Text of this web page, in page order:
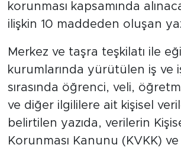
korunması kapsamında
ilişkin 10 maddeden oluşan
Merkez ve taşra teşkilatı ile
kurumlarında yürütülen iş ve
sırasında öğrenci, veli,
ve diğer ilgililere ait kişisel
belirtilen yazıda, verilerin
Korunması Kanunu (KVKK) ve